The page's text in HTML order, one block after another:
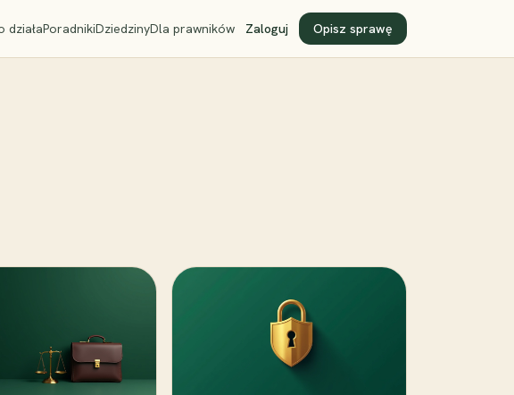
działaPoradnikiDziedzinyDla prawników Zaloguj Opisz sprawę